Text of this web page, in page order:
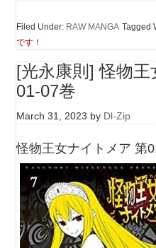
Filed Under: RAW MANGA Tagged
です！
[光永康則] 怪物
01-07巻
March 31, 2023 by Dl-Zip
怪物王女ナイトメア 第